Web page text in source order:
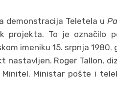
demonstracija Teletela u
projekta. To je označilo
imeniku 15. srpnja 1980.
nastavljen. Roger Tallon,
Minitel. Ministar pošte i